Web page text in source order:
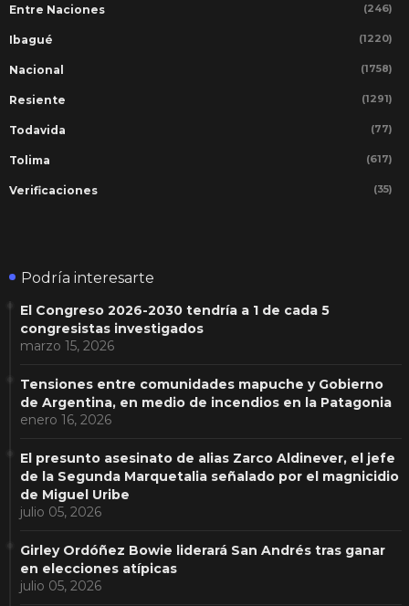
Entre Naciones (246)
Ibagué (1220)
Nacional (1758)
Resiente (1291)
Todavida (77)
Tolima (617)
Verificaciones (35)
Podría interesarte
El Congreso 2026-2030 tendría a 1 de cada 5
congresistas investigados
marzo 15, 2026
Tensiones entre comunidades mapuche y Gobierno
de Argentina, en medio de incendios en la Patagonia
enero 16, 2026
El presunto asesinato de alias Zarco Aldinever, el jefe
de la Segunda Marquetalia señalado por el magnicidio
de Miguel Uribe
julio 05, 2026
Girley Ordóñez Bowie liderará San Andrés tras ganar
en elecciones atípicas
julio 05, 2026